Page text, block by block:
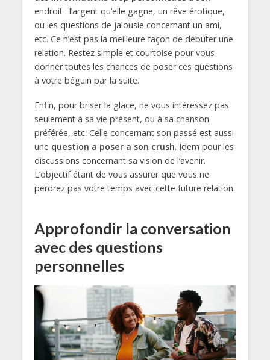
endroit : l’argent qu’elle gagne, un rêve érotique,
ou les questions de jalousie concernant un ami,
etc. Ce n’est pas la meilleure façon de débuter une
relation. Restez simple et courtoise pour vous
donner toutes les chances de poser ces questions
à votre béguin par la suite.
Enfin, pour briser la glace, ne vous intéressez pas
seulement à sa vie présent, ou à sa chanson
préférée, etc. Celle concernant son passé est aussi
une question a poser a son crush. Idem pour les
discussions concernant sa vision de l’avenir.
L’objectif étant de vous assurer que vous ne
perdrez pas votre temps avec cette future relation.
Approfondir la conversation
avec des questions
personnelles